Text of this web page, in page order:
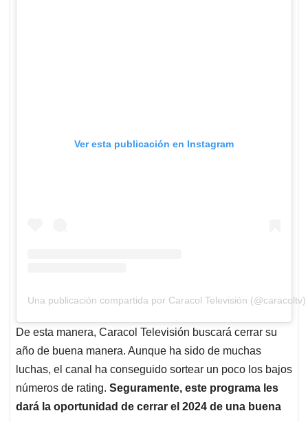
Ver esta publicación en Instagram
Una publicación compartida por Caracol Televisión (@caracoltv)
De esta manera, Caracol Televisión buscará cerrar su
año de buena manera. Aunque ha sido de muchas
luchas, el canal ha conseguido sortear un poco los bajos
números de rating. Seguramente, este programa les
dará la oportunidad de cerrar el 2024 de una buena